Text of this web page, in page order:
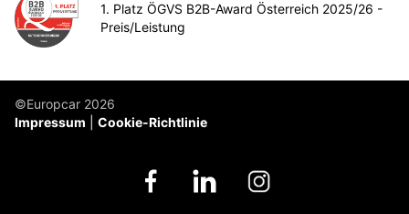
1. Platz ÖGVS B2B-Award Österreich 2025/26 -
Preis/Leistung
©Europcar 2026
Impressum
Cookie-Richtlinie